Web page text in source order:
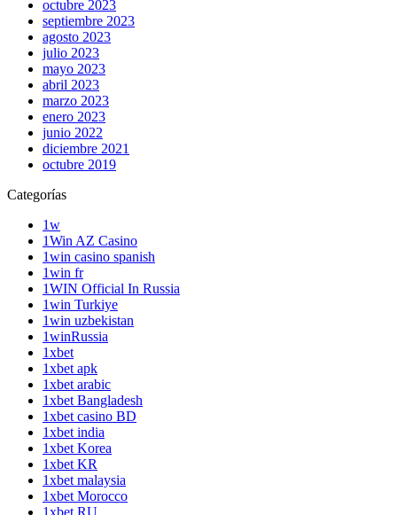
octubre 2023
septiembre 2023
agosto 2023
julio 2023
mayo 2023
abril 2023
marzo 2023
enero 2023
junio 2022
diciembre 2021
octubre 2019
Categorías
1w
1Win AZ Casino
1win casino spanish
1win fr
1WIN Official In Russia
1win Turkiye
1win uzbekistan
1winRussia
1xbet
1xbet apk
1xbet arabic
1xbet Bangladesh
1xbet casino BD
1xbet india
1xbet Korea
1xbet KR
1xbet malaysia
1xbet Morocco